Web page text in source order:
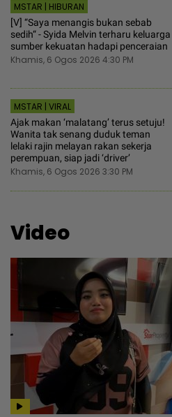
MSTAR | HIBURAN
[V] “Saya menangis bukan sebab
sedih“ - Syida Melvin terharu keluarga
sumber kekuatan hadapi penceraian
Khamis, 6 Ogos 2026 4:30 PM
MSTAR | VIRAL
Ajak makan ‘malatang’ terus setuju!
Wanita tak senang duduk teman
lelaki rajin melayan rakan sekerja
perempuan, siap jadi ‘driver’
Khamis, 6 Ogos 2026 3:30 PM
Video